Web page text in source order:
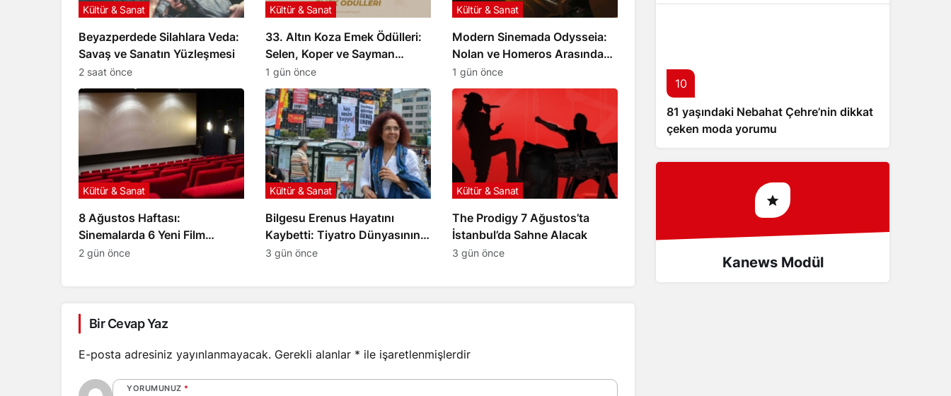
Beyazperdede Silahlara Veda:
Savaş ve Sanatın Yüzleşmesi
Kültür & Sanat
2 saat önce
33. Altın Koza Emek Ödülleri:
Selen, Koper ve Sayman
Onurlandırılıyor
Kültür & Sanat
1 gün önce
Modern Sinemada Odysseia:
Nolan ve Homeros Arasındaki
Mesafe
Kültür & Sanat
1 gün önce
8 Ağustos Haftası:
Sinemalarda 6 Yeni Film
İzleyiciyle Buluşuyor
Kültür & Sanat
2 gün önce
Bilgesu Erenus Hayatını
Kaybetti: Tiyatro Dünyasının
Acı Kaybı
Kültür & Sanat
3 gün önce
The Prodigy 7 Ağustos’ta
İstanbul’da Sahne Alacak
Kültür & Sanat
3 gün önce
Bir Cevap Yaz
E-posta adresiniz yayınlanmayacak. Gerekli alanlar * ile işaretlenmişlerdir
YORUMUNUZ *
10
81 yaşındaki Nebahat Çehre’nin dikkat
çeken moda yorumu
Kanews Modül